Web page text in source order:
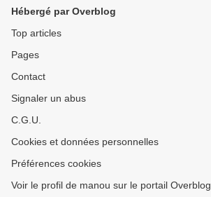
Hébergé par Overblog
Top articles
Pages
Contact
Signaler un abus
C.G.U.
Cookies et données personnelles
Préférences cookies
Voir le profil de manou sur le portail Overblog